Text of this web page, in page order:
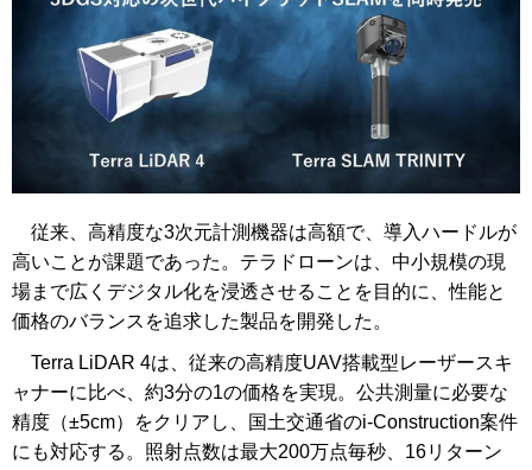
従来、高精度な3次元計測機器は高額で、導入ハードルが
高いことが課題であった。テラドローンは、中小規模の現
場まで広くデジタル化を浸透させることを目的に、性能と
価格のバランスを追求した製品を開発した。
Terra LiDAR 4は、従来の高精度UAV搭載型レーザースキ
ャナーに比べ、約3分の1の価格を実現。公共測量に必要な
精度（±5cm）をクリアし、国土交通省のi-Construction案件
にも対応する。照射点数は最大200万点毎秒、16リターン